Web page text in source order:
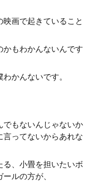
画で起きていること
かもわかんないんです
かんないです。
でもないんじゃないか
言ってないからあれな
る、小畳を担いたいボ
ルの方が、